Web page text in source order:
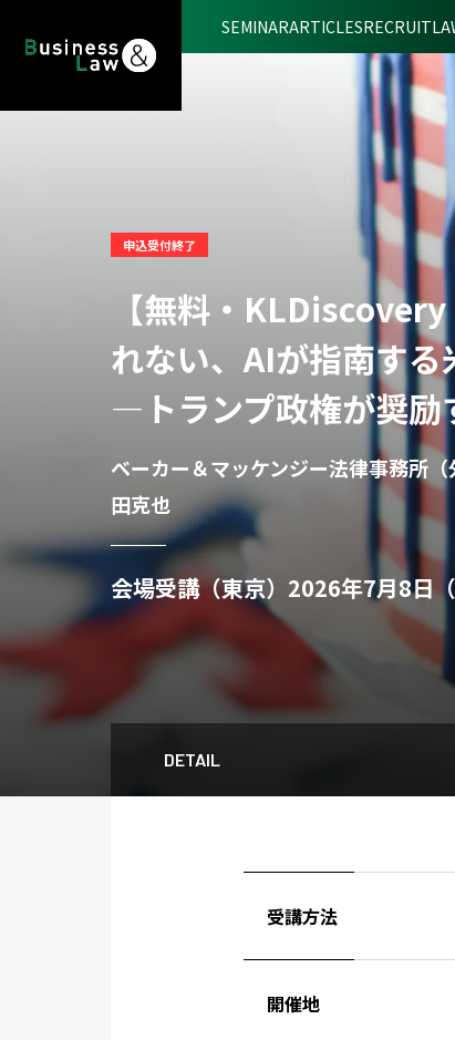
SEMINARARTICLESRECRUIT
申込受付終了
【無料・
れない、AIが指南す
―トランプ政権が奨励
ベーカー＆マッケンジー法律事務所
田克也
会場受講（東京）2026年7月8日
DETAIL
受講方法
開催地